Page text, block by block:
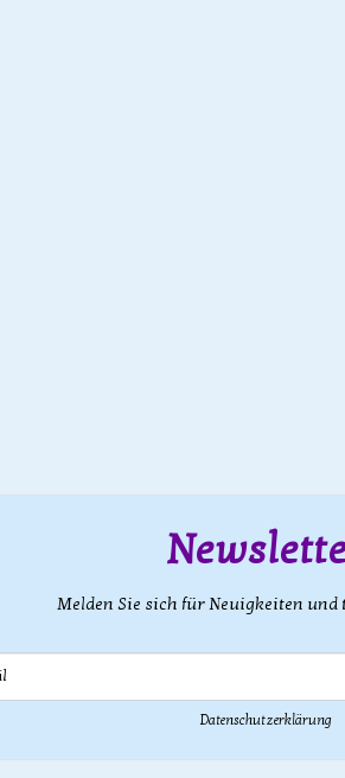
Melden Sie sich für Neuigkeiten und
Datenschutzerklärung